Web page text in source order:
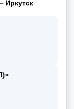
– Иркутск